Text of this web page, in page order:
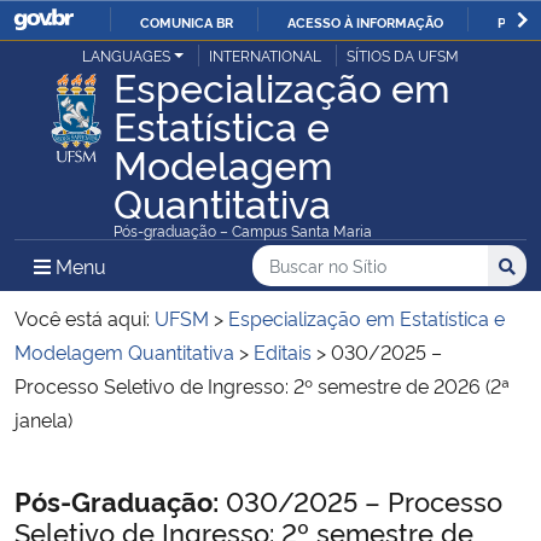
IR
PARA
O
CONTEÚDO
COMUNICA BR ACESSO À INFORMAÇÃO
Ministério da Justiça e Segurança Pública
Ministério da Defesa
Ministério das Relações Exteriores
Ministério da Infraestrutura
Ministério da Agricultura, Pecuária e Abastecimento
Ministério da Educação
LANGUAGES INTERNATIONAL SÍTIOS DA UFSM
Especialização em
Estatística e
Modelagem
Quantitativa
Pós-graduação – Campus Santa Maria
Menu Menu Principal do Sítio
Busca
Buscar no no Sítio
Busca:
Você está aqui: UFSM > Especialização em Estatística e
Modelagem Quantitativa > Editais >030/2025 –
Processo Seletivo de Ingresso: 2º semestre de 2026 (2ª
janela)
Início do conteúdo
Pós-Graduação: 030/2025 – Processo
Seletivo de Ingresso: 2º semestre de